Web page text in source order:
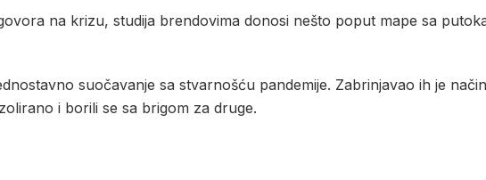
na krizu, studija brendovima donosi nešto poput mape sa
suočavanje sa stvarnošću pandemije. Zabrinjavao ih je
i borili se sa brigom za druge.